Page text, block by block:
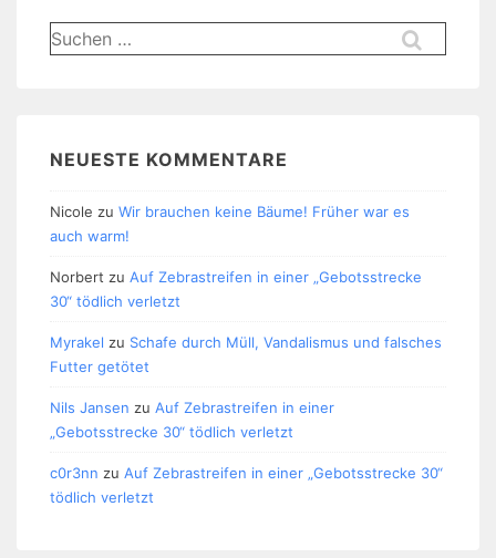
Suchen
nach:
NEUESTE KOMMENTARE
Nicole zu Wir brauchen keine Bäume! Früher war es
auch warm!
Norbert zu Auf Zebrastreifen in einer „Gebotsstrecke
30“ tödlich verletzt
Myrakel zu Schafe durch Müll, Vandalismus und falsches
Futter getötet
Nils Jansen zu Auf Zebrastreifen in einer
„Gebotsstrecke 30“ tödlich verletzt
c0r3nn zu Auf Zebrastreifen in einer „Gebotsstrecke 30“
tödlich verletzt